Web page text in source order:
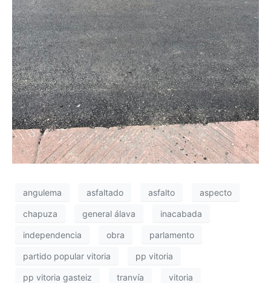
angulema asfaltado asfalto aspecto
chapuza general álava inacabada
independencia obra parlamento
partido popular vitoria pp vitoria
pp vitoria gasteiz tranvía vitoria